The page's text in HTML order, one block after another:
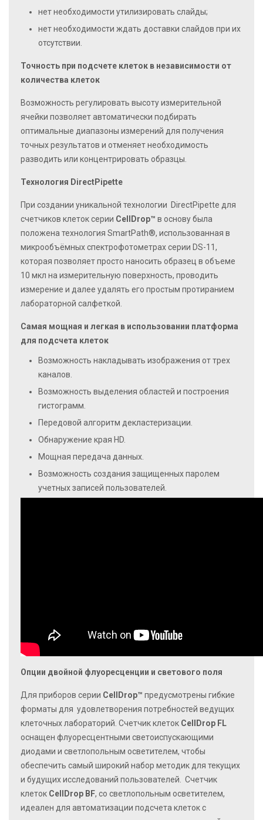
нет необходимости утилизировать слайды;
нет необходимости ждать доставки слайдов при их
отсутствии.
Точность при подсчете клеток в независимости от
количества клеток
Возможность регулировать высоту измерительной
ячейки позволяет автоматически подбирать
оптимальные диапазоны измерений для получения
точных результатов и отменяет необходимость
разводить или концентрировать образцы.
Технология DirectPipette
При создании уникальной технологии DirectPipette для
счетчиков клеток серии CellDrop™ в основу была
положена технология SmartPath®, использованная в
микрообъёмных спектрофотометрах серии DS-11,
которая позволяет просто наносить образец в объеме
10 мкл на измерительную поверхность, проводить
измерение и далее удалять его простым протиранием
лабораторной салфеткой.
Самая мощная и легкая в использовании платформа
для подсчета клеток
Возможность накладывать изображения от трех
каналов.
Возможность выделения областей и построения
гистограмм.
Передовой алгоритм декластеризации.
Обнаружение края HD.
Мощная передача данных.
Возможность создания защищенных паролем
учетных записей пользователей.
Опции двойной флуоресценции и светового поля
Для приборов серии CellDrop™ предусмотрены гибкие
форматы для удовлетворения потребностей ведущих
клеточных лабораторий. Счетчик клеток CellDrop FL
оснащен флуоресцентными светоиспускающими
диодами и светлопольным осветителем, чтобы
обеспечить самый широкий набор методик для текущих
и будущих исследований пользователей. Счетчик
клеток CellDrop BF, со светлопольным осветителем,
идеален для автоматизации подсчета клеток с